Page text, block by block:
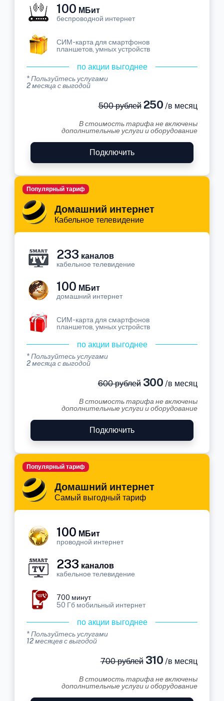
100 МБит
беспроводной интернет
СИМ-карта для смартфонов
планшетов, умных устройств
по акции выгоднее
* Пользуйтесь услугами
2 месяца с выгодой
500 рублей250 /в месяц
В стоимость тарифа не включены
дополнительные услуги и оборудование
Подключить
Домашний интернет
Кабельное телевидение
Популярный тариф
233 каналов
кабельное телевидение
100 МБит
домашний интернет
СИМ-карта для смартфонов
планшетов, умных устройств
по акции выгоднее
* Пользуйтесь услугами
2 месяца с выгодой
600 рублей300 /в месяц
В стоимость тарифа не включены
дополнительные услуги и оборудование
Подключить
Домашний интернет
Самый выгодный тариф
Популярный тариф
100 МБит
проводной интернет
233 каналов
кабельное телевидение
700 минут
50 Гб мобильный интернет
по акции выгоднее
* Пользуйтесь услугами
12 месяцев с выгодой
700 рублей310 /в месяц
В стоимость тарифа не включены
дополнительные услуги и оборудование